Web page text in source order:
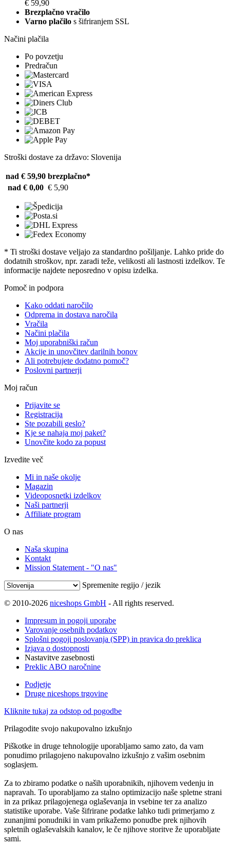
€ 59,90
Brezplačno vračilo
Varno plačilo s šifriranjem SSL
Načini plačila
Po povzetju
Predračun
Stroški dostave za državo: Slovenija
nad € 59,90 brezplačno*
nad € 0,00 € 5,90
* Ti stroški dostave veljajo za standardno pošiljanje. Lahko pride do
dodatnih stroškov, npr. zaradi teže, velikosti ali lastnosti izdelkov. Te
informacije najdete neposredno v opisu izdelka.
Pomoč in podpora
Kako oddati naročilo
Odprema in dostava naročila
Vračila
Načini plačila
Moj uporabniški račun
Akcije in unovčitev darilnih bonov
Ali potrebujete dodatno pomoč?
Poslovni partnerji
Moj račun
Prijavite se
Registracija
Ste pozabili geslo?
Kje se nahaja moj paket?
Unovčite kodo za popust
Izvedite več
Mi in naše okolje
Magazin
Videoposnetki izdelkov
Naši partnerji
Affiliate program
O nas
Naša skupina
Kontakt
Mission Statement - "O nas"
Spremenite regijo / jezik
© 2010-2026 niceshops GmbH - All rights reserved.
Impresum in pogoji uporabe
Varovanje osebnih podatkov
Splošni pogoji poslovanja (SPP) in pravica do preklica
Izjava o dostopnosti
Nastavitve zasebnosti
Preklic ABO naročnine
Podjetje
Druge niceshops trgovine
Kliknite tukaj za odstop od pogodbe
Prilagodite svojo nakupovalno izkušnjo
Piškotke in druge tehnologije uporabljamo samo zato, da vam
ponudimo prilagojeno nakupovalno izkušnjo z vašim osebnim
soglasjem.
Za to zbiramo podatke o naših uporabnikih, njihovem vedenju in
napravah. To uporabljamo za stalno optimizacijo naše spletne strani
in za prikaz prilagojenega oglaševanja in vsebine ter za analizo
statistike uporabe. Vaše šifrirane podatke lahko tudi primerjamo z
zunanjimi ponudniki in vam prikažemo ponudbe prek njihovih
spletnih oglaševalskih kanalov, le če njihove storitve že uporabljate
sami.